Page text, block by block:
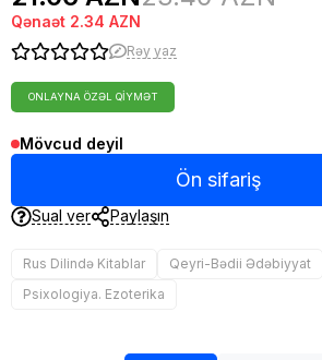
Qənaət 2.34 AZN
Rəy yaz
ONLAYNA ÖZƏL QIYMƏT
Mövcud deyil
Ön sifariş
Sual ver Paylaşın
Rus Dilində Kitablar
Qeyri-Bədii Ədəbiyyat
Psixologiya. Ezoterika